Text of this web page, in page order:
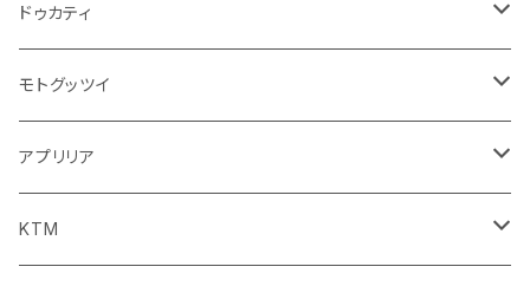
ステッカー
ダッシュボード
外装系
スポイラー系
シートカバー
フロントガラス回り
ワイパー
リアガラス回り
ライト系
フォグランプ
ミラー系
ブレーキ系
クラッチブレーキレバー
駆動系
その他
フェンダー系
足回り
サスペンション
タンク系
キャップ
ブレーキ系
ブレーキ・クラッチレバー
ミラー
ドゥカティ
ミラー
その他
ブレーキ系
モトグッツイ
ミラー
アプリリア
ミラー
KTM